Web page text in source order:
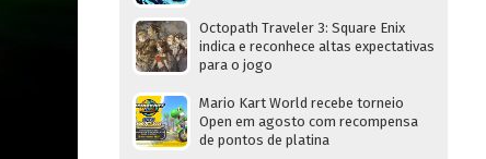
Octopath Traveler 3: Square Enix
indica e reconhece altas expectativas
para o jogo
Mario Kart World recebe torneio
Open em agosto com recompensa
de pontos de platina